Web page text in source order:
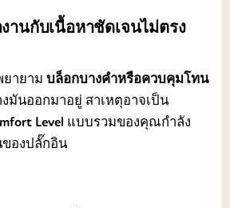
านกับเนื้อหาชัดเจนไม่ตรง
ายาม บล็อกบางคำหรือควบคุมโทน
มันออกมาอยู่ สาเหตุอาจเป็น
Level แบบรวมของคุณกำลัง
ของปลั๊กอิน